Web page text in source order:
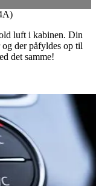
luft i kabinen. Din
der påfyldes op til
det samme!